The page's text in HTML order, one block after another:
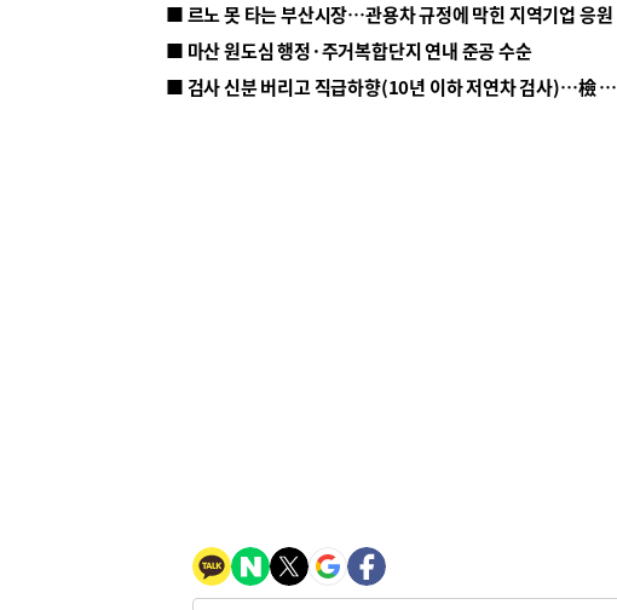
■ 르노 못 타는 부산시장…관용차 규정에 막힌 지역기업 응원
■ 마산 원도심 행정·주거복합단지 연내 준공 수순
■ 검사 신분 버리고 직급하향(10년 이하 저연차 검사)…檢 중수청행 기피